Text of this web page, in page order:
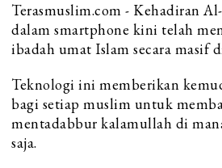
Terasmuslim.com - Kehadiran
dalam smartphone kini telah
ibadah umat Islam secara masif
Teknologi ini memberikan
bagi setiap muslim untuk
mentadabbur kalamullah di
saja.